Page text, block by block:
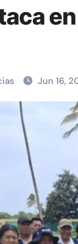
Jun 16,